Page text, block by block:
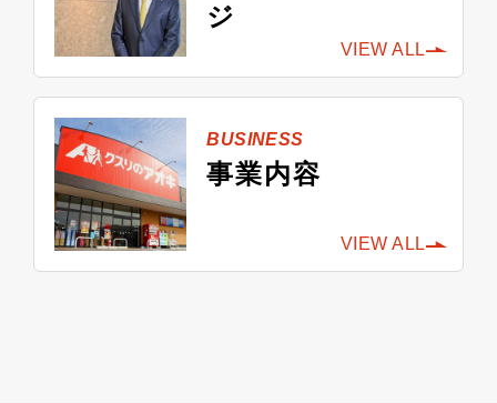
ジ
VIEW ALL
BUSINESS
事業内容
VIEW ALL